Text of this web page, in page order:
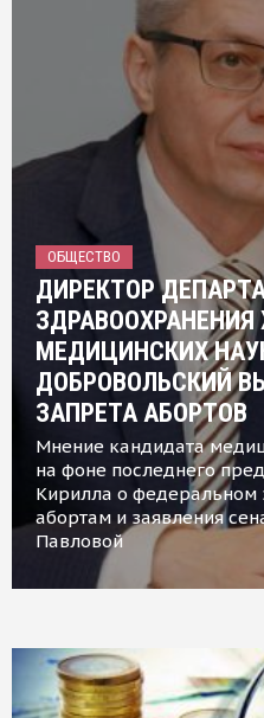
ОБЩЕСТВО
ДИРЕКТОР
МЕДИЦИНСКИХ
ДОБРОВОЛЬСКИЙ
ЗАПРЕТА АБОРТОВ
Мнение кандидата
на фоне последнего
Кирилла о федеральном
абортам и заявления
Павловой